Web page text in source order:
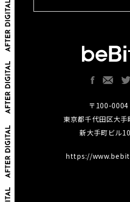
〒100-0004
東京都千代田区大
新大手町ビル
https://